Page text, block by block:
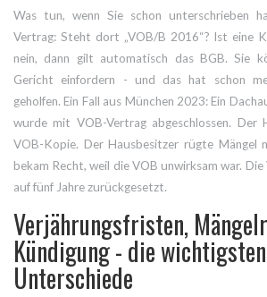
Was tun, wenn Sie schon unterschrieben
Vertrag: Steht dort „VOB/B 2016“? Ist eine
nein, dann gilt automatisch das BGB. Sie
Gericht einfordern - und das hat schon
geholfen. Ein Fall aus München 2023: Ein
wurde mit VOB-Vertrag abgeschlossen. Der
VOB-Kopie. Der Hausbesitzer rügte Mängel
bekam Recht, weil die VOB unwirksam war.
auf fünf Jahre zurückgesetzt.
Verjährungsfristen,
Kündigung - die wichtigsten
Unterschiede